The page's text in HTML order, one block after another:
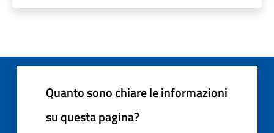
Quanto sono chiare le informazioni
su questa pagina?